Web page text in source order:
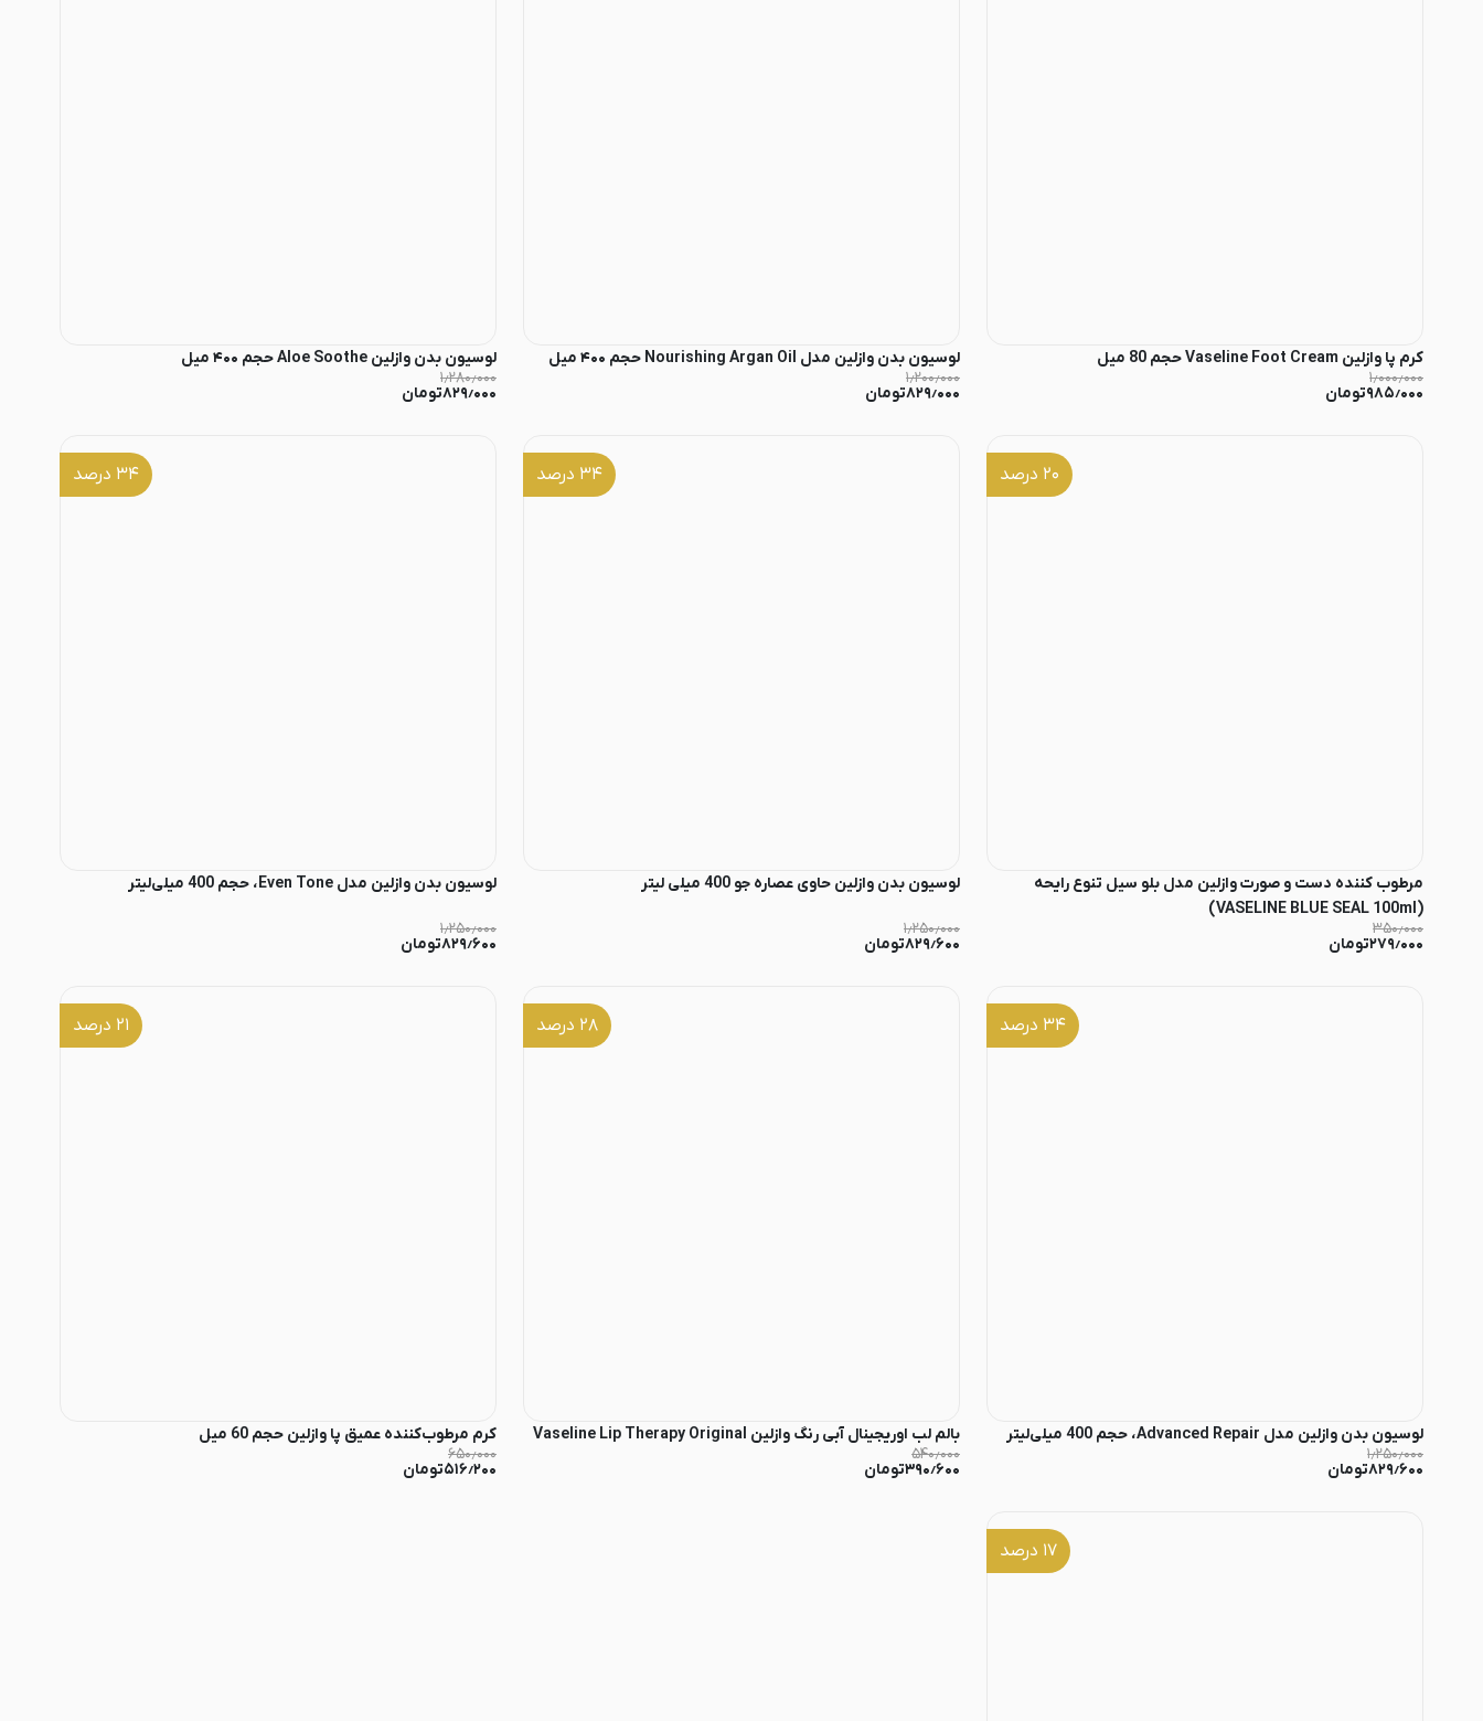
کرم پا وازلین Vaseline Foot Cream حجم 80 میل
۱٫۰۰۰٫۰۰۰
۹۸۵٫۰۰۰تومان
لوسیون بدن وازلین مدل Nourishing Argan Oil حجم ۴۰۰ میل
۱٫۲۰۰٫۰۰۰
۸۲۹٫۰۰۰تومان
لوسیون بدن وازلین Aloe Soothe حجم ۴۰۰ میل
۱٫۲۸۰٫۰۰۰
۸۲۹٫۰۰۰تومان
۲۰ درصد
مرطوب کننده دست و صورت وازلین مدل بلو سیل تنوع رایحه
(VASELINE BLUE SEAL 100ml)
۳۵۰٫۰۰۰
۲۷۹٫۰۰۰تومان
۳۴ درصد
لوسیون بدن وازلین حاوی عصاره جو 400 میلی لیتر
۱٫۲۵۰٫۰۰۰
۸۲۹٫۶۰۰تومان
۳۴ درصد
لوسیون بدن وازلین مدل Even Tone، حجم 400 میلی‌لیتر
۱٫۲۵۰٫۰۰۰
۸۲۹٫۶۰۰تومان
۳۴ درصد
لوسیون بدن وازلین مدل Advanced Repair، حجم 400 میلی‌لیتر
۱٫۲۵۰٫۰۰۰
۸۲۹٫۶۰۰تومان
۲۸ درصد
بالم لب اوریجینال آبی رنگ وازلین Vaseline Lip Therapy Original
۵۴۰٫۰۰۰
۳۹۰٫۶۰۰تومان
۲۱ درصد
کرم مرطوب‌کننده عمیق پا وازلین حجم 60 میل
۶۵۰٫۰۰۰
۵۱۶٫۲۰۰تومان
۱۷ درصد